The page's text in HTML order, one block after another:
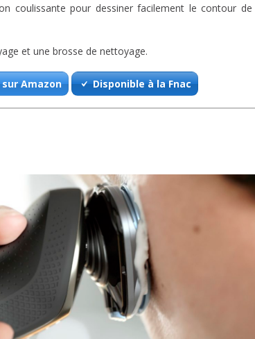
coulissante pour dessiner facilement le contour
et une brosse de nettoyage.
Amazon Disponible à la Fnac